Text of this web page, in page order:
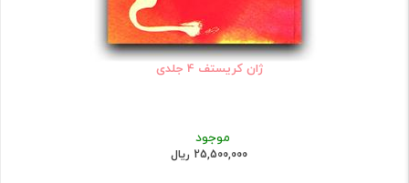
ژان کریستف 4 جلدی
موجود
25,500,000 ریال